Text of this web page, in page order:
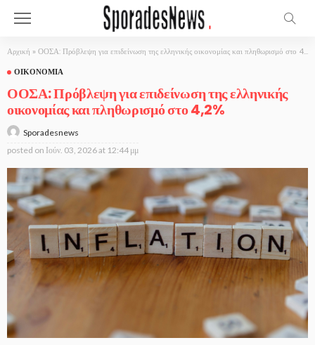
Αρχική » ΟΟΣΑ: Πρόβλεψη για επιδείνωση της ελληνικής οικονομίας και πληθωρισμό στο 4,2%
ΟΙΚΟΝΟΜΊΑ
ΟΟΣΑ: Πρόβλεψη για επιδείνωση της ελληνικής
οικονομίας και πληθωρισμό στο 4,2%
Sporadesnews
posted on Ιούν. 03, 2026 at 12:44 μμ